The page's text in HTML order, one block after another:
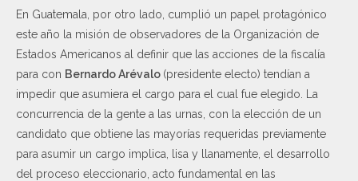
En Guatemala, por otro lado, cumplió un papel protagónico
este año la misión de observadores de la Organización de
Estados Americanos al definir que las acciones de la fiscalía
para con Bernardo Arévalo (presidente electo) tendían a
impedir que asumiera el cargo para el cual fue elegido. La
concurrencia de la gente a las urnas, con la elección de un
candidato que obtiene las mayorías requeridas previamente
para asumir un cargo implica, lisa y llanamente, el desarrollo
del proceso eleccionario, acto fundamental en las